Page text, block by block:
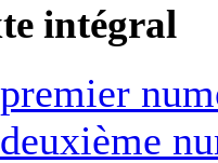
intégral